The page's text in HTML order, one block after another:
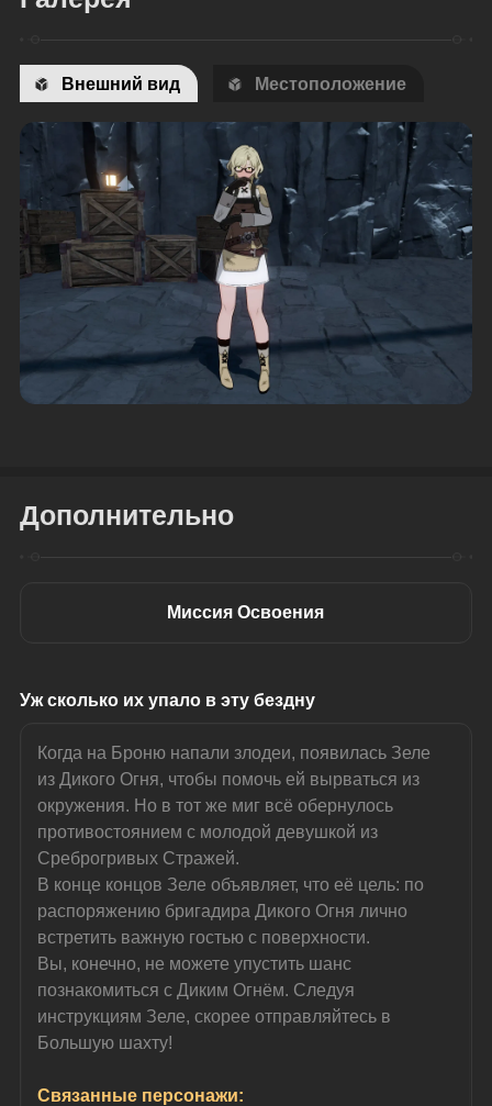
Внешний вид Местоположение
Дополнительно
Миссия Освоения
Уж сколько их упало в эту бездну
Когда на Броню напали злодеи, появилась Зеле
из Дикого Огня, чтобы помочь ей вырваться из
окружения. Но в тот же миг всё обернулось
противостоянием с молодой девушкой из
Среброгривых Стражей.
В конце концов Зеле объявляет, что её цель: по
распоряжению бригадира Дикого Огня лично
встретить важную гостью с поверхности.
Вы, конечно, не можете упустить шанс
познакомиться с Диким Огнём. Следуя
инструкциям Зеле, скорее отправляйтесь в
Большую шахту!
Связанные персонажи: